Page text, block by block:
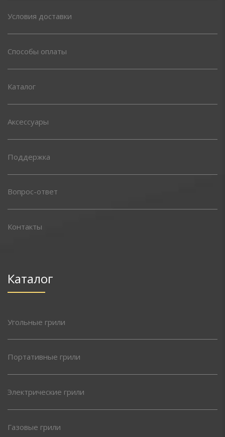
Условия доставки
Способы оплаты
Каталог
Аксессуары
Поддержка
Вопрос-ответ
Контакты
Каталог
Угольные грили
Портативные грили
Электрические грили
Газовые грили